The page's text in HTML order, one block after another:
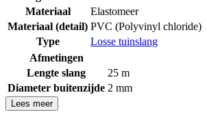
Materiaal
Elastomeer
Materiaal (detail) PVC (Polyvinyl chloride)
Type
Losse tuinslang
Afmetingen
Lengte slang
25 m
Diameter buitenzijde 2 mm
Lees meer